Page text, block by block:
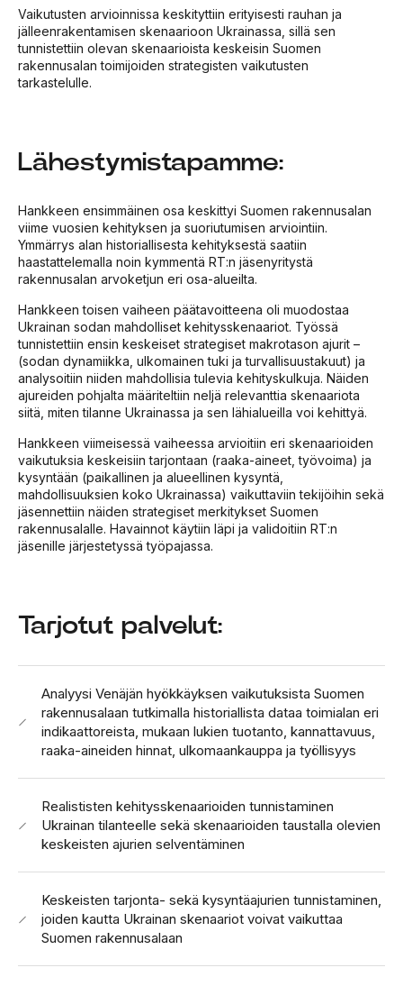
Vaikutusten arvioinnissa keskityttiin erityisesti rauhan ja
jälleenrakentamisen skenaarioon Ukrainassa, sillä sen
tunnistettiin olevan skenaarioista keskeisin Suomen
rakennusalan toimijoiden strategisten vaikutusten
tarkastelulle.
Lähestymistapamme:
Hankkeen ensimmäinen osa keskittyi Suomen rakennusalan
viime vuosien kehityksen ja suoriutumisen arviointiin.
Ymmärrys alan historiallisesta kehityksestä saatiin
haastattelemalla noin kymmentä RT:n jäsenyritystä
rakennusalan arvoketjun eri osa-alueilta.
Hankkeen toisen vaiheen päätavoitteena oli muodostaa
Ukrainan sodan mahdolliset kehitysskenaariot. Työssä
tunnistettiin ensin keskeiset strategiset makrotason ajurit –
(sodan dynamiikka, ulkomainen tuki ja turvallisuustakuut) ja
analysoitiin niiden mahdollisia tulevia kehityskulkuja. Näiden
ajureiden pohjalta määriteltiin neljä relevanttia skenaariota
siitä, miten tilanne Ukrainassa ja sen lähialueilla voi kehittyä.
Hankkeen viimeisessä vaiheessa arvioitiin eri skenaarioiden
vaikutuksia keskeisiin tarjontaan (raaka-aineet, työvoima) ja
kysyntään (paikallinen ja alueellinen kysyntä,
mahdollisuuksien koko Ukrainassa) vaikuttaviin tekijöihin sekä
jäsennettiin näiden strategiset merkitykset Suomen
rakennusalalle. Havainnot käytiin läpi ja validoitiin RT:n
jäsenille järjestetyssä työpajassa.
Tarjotut palvelut:
Analyysi Venäjän hyökkäyksen vaikutuksista Suomen
rakennusalaan tutkimalla historiallista dataa toimialan eri
indikaattoreista, mukaan lukien tuotanto, kannattavuus,
raaka-aineiden hinnat, ulkomaankauppa ja työllisyys
Realististen kehitysskenaarioiden tunnistaminen
Ukrainan tilanteelle sekä skenaarioiden taustalla olevien
keskeisten ajurien selventäminen
Keskeisten tarjonta- sekä kysyntäajurien tunnistaminen,
joiden kautta Ukrainan skenaariot voivat vaikuttaa
Suomen rakennusalaan